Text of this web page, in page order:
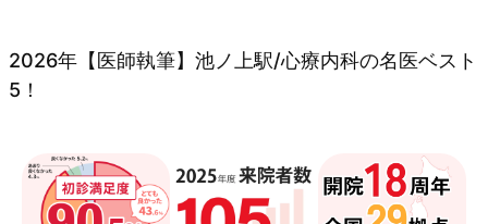
2026年【医師執筆】池ノ上駅/心療内科の名医ベスト
5！